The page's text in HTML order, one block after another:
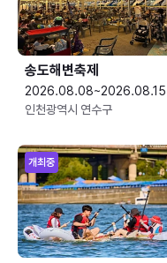
송도해변축제
2026.08.08~2026.08.15
인천광역시 연수구
개최중